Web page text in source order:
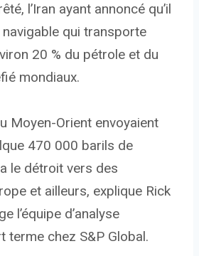
l’Iran ayant annoncé qu’il
qui transporte
20 % du pétrole et du
mondiaux.
Moyen-Orient envoyaient
470 000 barils de
le détroit vers des
et ailleurs, explique Rick
l’équipe d’analyse
terme chez S&P Global.